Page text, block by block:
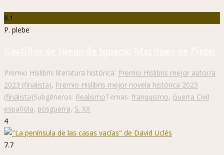
8.1
P. plebe
Castillos de fuego de Ignacio Martínez de Pisón
Premio Hislibris literatura histórica: Premio Hislibris mejor autor/a
2023 (finalista), Premio Hislibris mejor novela histórica 2023
(finalista)Subgéneros: RealismoTemas: franquismo, Guerra Civil
española, posguerra, S. XX
4
7.7